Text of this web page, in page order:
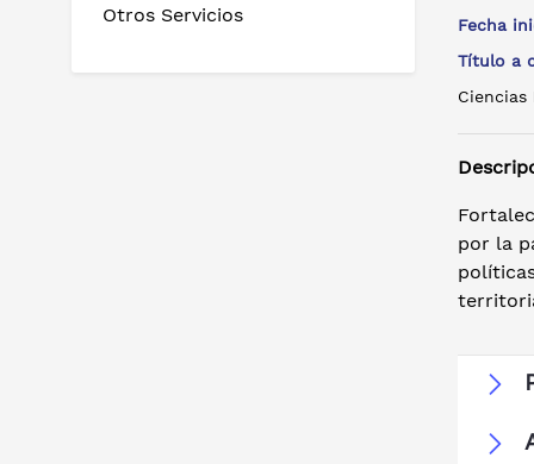
Otros Servicios
Fecha
Título a
por la